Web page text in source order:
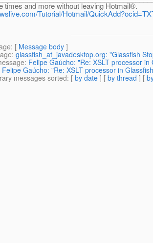
times and more without leaving Hotmail®.
Tutorial/Hotmail/
: [ Message body ]
: glassfish_at_javadesktop.org: "Glassfish
: Felipe Gaúcho: "Re: XSLT processor in
Felipe Gaúcho: "Re: XSLT processor in
messages sorted: [ by date ] [ by thread ] [